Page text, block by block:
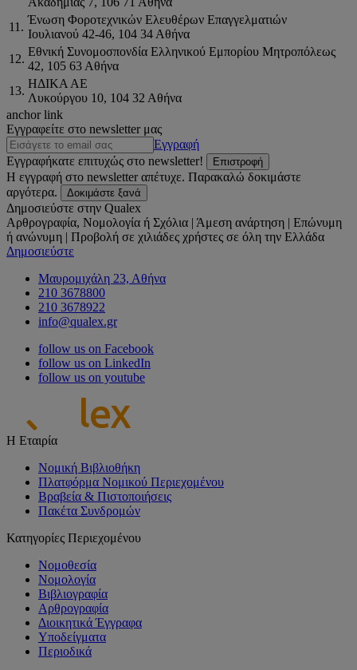
11.
Ένωση Φοροτεχνικών Ελευθέρων Επαγγελματιών
Ιουλιανού 42-46, 104 34 Αθήνα
12.
Εθνική Συνομοσπονδία Ελληνικού Εμπορίου Μητροπόλεως
42, 105 63 Αθήνα
13.
ΗΔΙΚΑ ΑΕ
Λυκούργου 10, 104 32 Αθήνα
anchor link
Εγγραφείτε στο newsletter μας
Εγγραφή
Εγγραφήκατε επιτυχώς στο newsletter!
Επιστροφή
Η εγγραφή στο newsletter απέτυχε. Παρακαλώ δοκιμάστε
αργότερα.
Δοκιμάστε ξανά
Δημοσιεύστε στην Qualex
Αρθρογραφία, Νομολογία ή Σχόλια | Άμεση ανάρτηση | Επώνυμη
ή ανώνυμη | Προβολή σε χιλιάδες χρήστες σε όλη την Ελλάδα
Δημοσιεύστε
Μαυρομιχάλη 23, Αθήνα
210 3678800
210 3678922
info@qualex.gr
follow us on Facebook
follow us on LinkedIn
follow us on youtube
Η Εταιρία
Νομική Βιβλιοθήκη
Πλατφόρμα Νομικού Περιεχομένου
Βραβεία & Πιστοποιήσεις
Πακέτα Συνδρομών
Κατηγορίες Περιεχομένου
Νομοθεσία
Νομολογία
Βιβλιογραφία
Αρθρογραφία
Διοικητικά Έγγραφα
Υποδείγματα
Περιοδικά